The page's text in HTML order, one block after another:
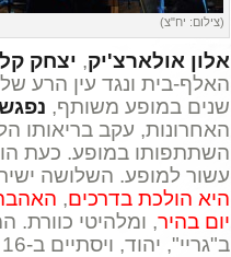
(צילום: יח"צ)
אלון אולארצ'יק, יצחק
האלף-בית ונגד עין הרע של
שנים במופע משותף,
האחרונות, עקב בריאותו
השתתפותו במופע. כעת
עשור למופע. השלושה
היא הולכת בדרכים,
יום בהיר
ב"גריי", יהוד, ויסתיים ב-16 בספטמבר, בזאפה תל אביב.